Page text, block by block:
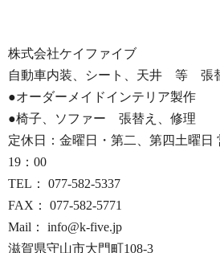
株式会社ケイファイブ
自動車内装、シート、天井 等 張
●オーダーメイドインテリア製作
●椅子、ソファー 張替え、修理
定休日：金曜日・第二、第四土曜日
19：00
TEL： 077-582-5337
FAX： 077-582-5771
Mail： info@k-five.jp
滋賀県守山市大門町108-3